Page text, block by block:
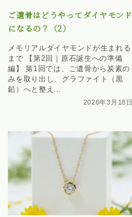
ご遺骨はどうやってダイヤモンド
になるの？（2）
メモリアルダイヤモンドが生まれる
まで 【第2回｜原石誕生への準備
編】 第1回では、ご遺骨から炭素の
みを取り出し、グラファイト（黒
鉛）へと整え...
2026年3月18日